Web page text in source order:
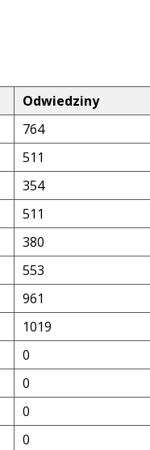
Odwiedziny
764
511
354
511
380
553
961
1019
0
0
0
0